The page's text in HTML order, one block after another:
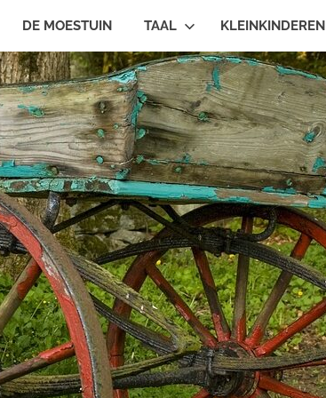
DE MOESTUIN TAAL KLEINKINDEREN